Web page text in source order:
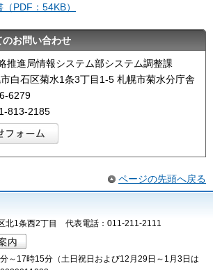
PDF：54KB）
お問い合わせ
推進局情報システム部システム調整課
白石区菊水1条3丁目1-5 札幌市菊水分庁舎
6279
813-2185
ページの先頭へ戻る
北1条西2丁目 代表電話：011-211-2111
～17時15分（土日祝日および12月29日～1月3日は